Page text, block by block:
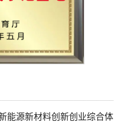
能源新材料创新创业综合体